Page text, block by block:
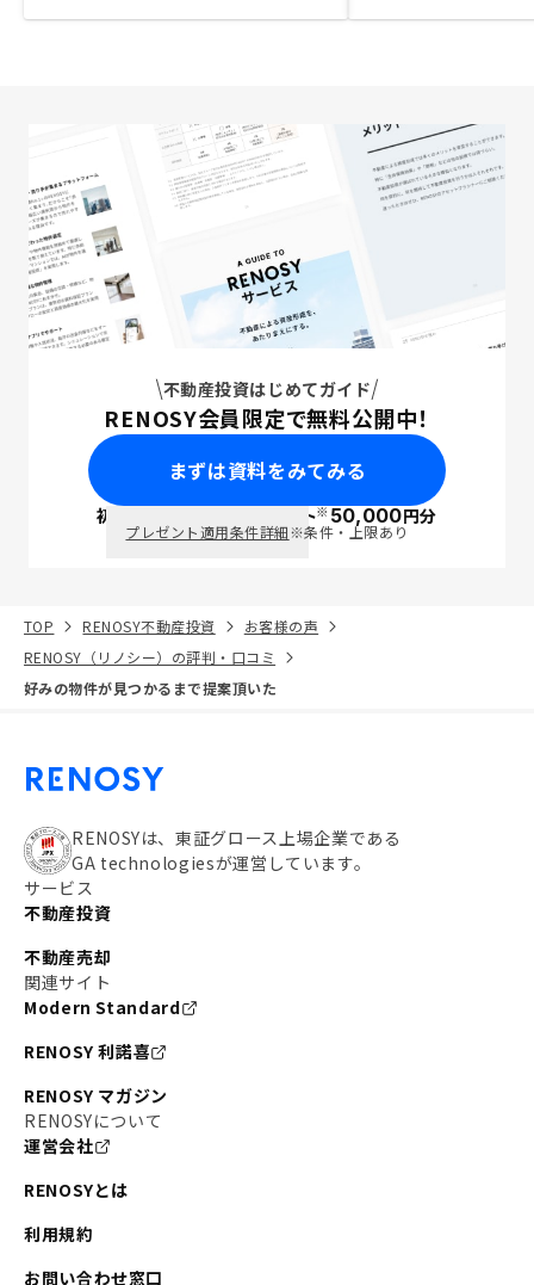
不動産投資はじめてガイド
RENOSY会員限定で無料公開中！
まずは資料をみてみる
初回面談で ポイント※50,000円分
プレゼント適用条件詳細※条件・上限あり
TOP RENOSY不動産投資
お客様の声
RENOSY（リノシー）の評判・口コミ
好みの物件が見つかるまで提案頂いた
RENOSYは、東証グロース上場企業である
GA technologiesが運営しています。
サービス
不動産投資
不動産売却
関連サイト
Modern Standard
RENOSY 利諾喜
RENOSY マガジン
RENOSYについて
運営会社
RENOSYとは
利用規約
お問い合わせ窓口